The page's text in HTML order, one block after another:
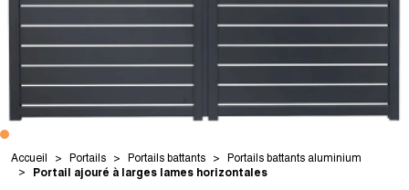
Accueil Portails Portails battants Portails battants aluminium
Portail ajouré à larges lames horizontales